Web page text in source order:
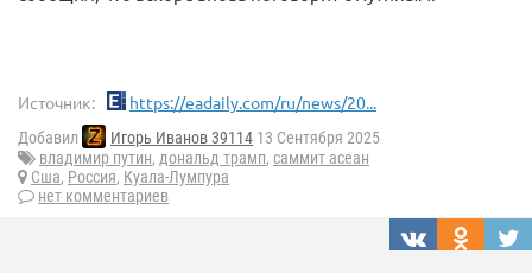
Источник: https://eadaily.com/ru/news/20...
Добавил Игорь Иванов 39114 13 Сентября 2025
владимир путин, дональд трамп, саммит асеан
Сша, Россия, Куала-Лумпура
нет комментариев